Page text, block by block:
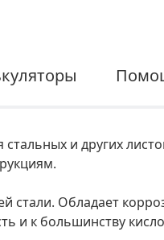
и других
стали. Обладает
и к большинству